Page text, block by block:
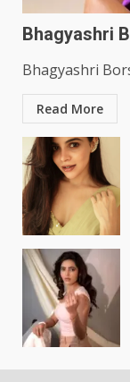
Bhagyashri
Bhagyashri
Read More